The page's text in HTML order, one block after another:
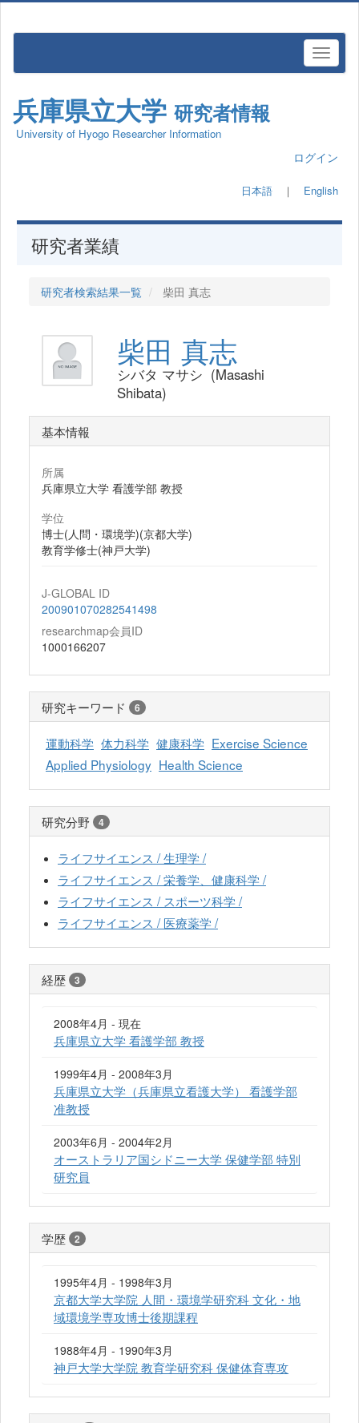
兵庫県立大学 研究者情報
University of Hyogo Researcher Information
ログイン
日本語 ｜ English
研究者業績
研究者検索結果一覧 柴田 真志
柴田 真志
シバタ マサシ (Masashi
Shibata)
基本情報
所属
兵庫県立大学 看護学部 教授
学位
博士(人問・環境学)(京都大学)
教育学修士(神戸大学)
J-GLOBAL ID
200901070282541498
researchmap会員ID
1000166207
研究キーワード 6
運動科学 体力科学 健康科学 Exercise Science
Applied Physiology Health Science
研究分野 4
ライフサイエンス / 生理学 /
ライフサイエンス / 栄養学、健康科学 /
ライフサイエンス / スポーツ科学 /
ライフサイエンス / 医療薬学 /
経歴 3
2008年4月 - 現在
兵庫県立大学 看護学部 教授
1999年4月 - 2008年3月
兵庫県立大学（兵庫県立看護大学） 看護学部
准教授
2003年6月 - 2004年2月
オーストラリア国シドニー大学 保健学部 特別
研究員
学歴 2
1995年4月 - 1998年3月
京都大学大学院 人間・環境学研究科 文化・地
域環境学専攻博士後期課程
1988年4月 - 1990年3月
神戸大学大学院 教育学研究科 保健体育専攻